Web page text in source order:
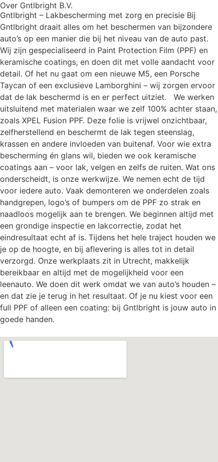
Over Gntlbright B.V.
Gntlbright – Lakbescherming met zorg en precisie Bij
Gntlbright draait alles om het beschermen van bijzondere
auto’s op een manier die bij het niveau van de auto past.
Wij zijn gespecialiseerd in Paint Protection Film (PPF) en
keramische coatings, en doen dit met volle aandacht voor
detail. Of het nu gaat om een nieuwe M5, een Porsche
Taycan of een exclusieve Lamborghini – wij zorgen ervoor
dat de lak beschermd is en er perfect uitziet. We werken
uitsluitend met materialen waar we zelf 100% achter staan,
zoals XPEL Fusion PPF. Deze folie is vrijwel onzichtbaar,
zelfherstellend en beschermt de lak tegen steenslag,
krassen en andere invloeden van buitenaf. Voor wie extra
bescherming én glans wil, bieden we ook keramische
coatings aan – voor lak, velgen en zelfs de ruiten. Wat ons
onderscheidt, is onze werkwijze. We nemen echt de tijd
voor iedere auto. Vaak demonteren we onderdelen zoals
handgrepen, logo’s of bumpers om de PPF zo strak en
naadloos mogelijk aan te brengen. We beginnen altijd met
een grondige inspectie en lakcorrectie, zodat het
eindresultaat echt af is. Tijdens het hele traject houden we
je op de hoogte, en bij aflevering is alles tot in detail
verzorgd. Onze werkplaats zit in Utrecht, makkelijk
bereikbaar en altijd met de mogelijkheid voor een
leenauto. We doen dit werk omdat we van auto’s houden –
en dat zie je terug in het resultaat. Of je nu kiest voor een
full PPF of alleen een coating: bij Gntlbright is jouw auto in
goede handen.